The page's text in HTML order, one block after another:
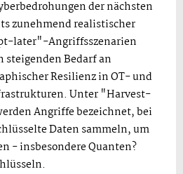
der nächsten
zunehmend realistischer
later"-Angriffsszenarien
steigenden Bedarf an
Resilienz in OT- und
Unter "Harvest-
Angriffe bezeichnet, bei
Daten sammeln, um
- insbesondere Quanten?